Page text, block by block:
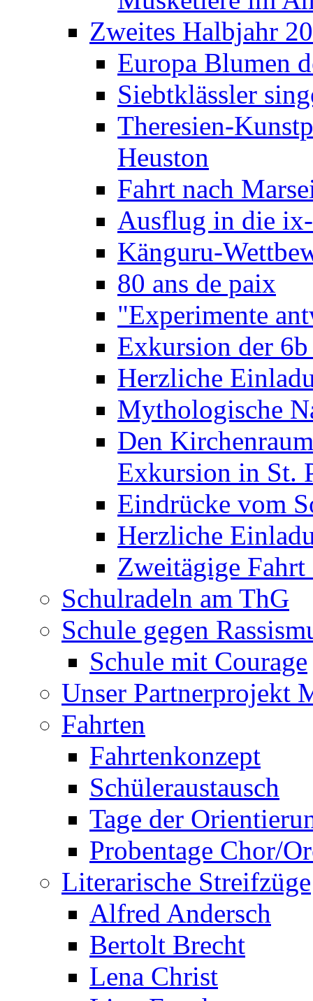
Zweites Halbjahr
Europa Blumen
Siebtklässler
Theresien-
Heuston
Fahrt nach
Ausflug in die
Känguru-
80 ans de paix
"Experimente
Exkursion der
Herzliche
Mythologische
Den
Exkursion in St.
Eindrücke vom
Herzliche
Zweitägige
Schulradeln am ThG
Schule gegen
Schule mit Courage
Unser Partnerprojekt
Fahrten
Fahrtenkonzept
Schüleraustausch
Tage der
Probentage Chor/
Literarische Streifzüge
Alfred Andersch
Bertolt Brecht
Lena Christ